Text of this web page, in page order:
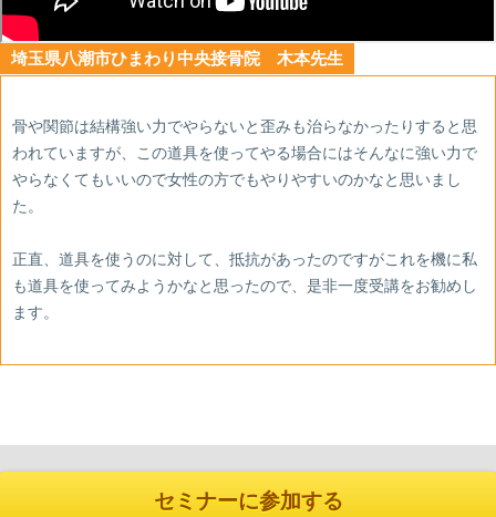
埼玉県八潮市ひまわり中央接骨院 木本先生
骨や関節は結構強い力でやらないと歪みも治らなかったりすると思
われていますが、この道具を使ってやる場合にはそんなに強い力で
やらなくてもいいので女性の方でもやりやすいのかなと思いまし
た。
正直、道具を使うのに対して、抵抗があったのですがこれを機に私
も道具を使ってみようかなと思ったので、是非一度受講をお勧めし
ます。
セミナーに参加する